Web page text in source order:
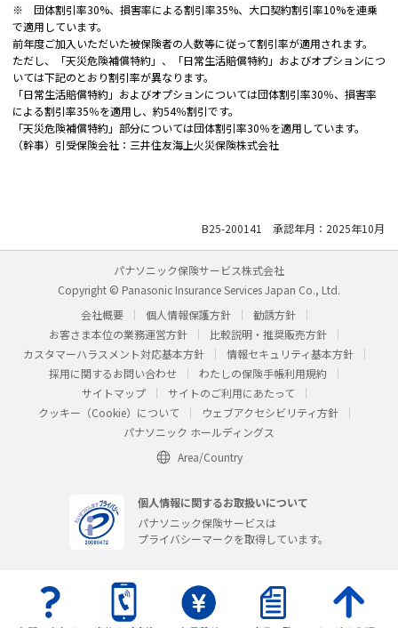
※ 団体割引率30%、損害率による割引率35%、大口契約割引率10%を連乗
で適用しています。
前年度ご加入いただいた被保険者の人数等に従って割引率が適用されます。
ただし、「天災危険補償特約」、「日常生活賠償特約」およびオプションにつ
いては下記のとおり割引率が異なります。
「日常生活賠償特約」およびオプションについては団体割引率30％、損害率
による割引率35％を適用し、約54％割引です。
「天災危険補償特約」部分については団体割引率30％を適用しています。
（幹事）引受保険会社：三井住友海上火災保険株式会社
B25-200141 承認年月：2025年10月
パナソニック保険サービス株式会社
Copyright © Panasonic Insurance Services Japan Co., Ltd.
会社概要
個人情報保護方針
勧誘方針
お客さま本位の業務運営方針
比較説明・推奨販売方針
カスタマーハラスメント対応基本方針
情報セキュリティ基本方針
採用に関するお問い合わせ
わたしの保険手帳利用規約
サイトマップ
サイトのご利用にあたって
クッキー（Cookie）について
ウェブアクセシビリティ方針
パナソニック ホールディングス
Area/Country
個人情報に関するお取扱いについて
パナソニック保険サービスは
プライバシーマークを取得しています。